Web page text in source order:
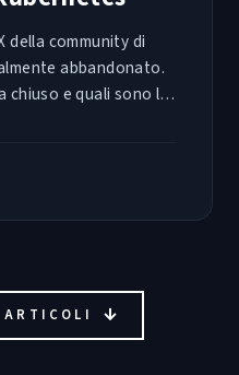
della community di
abbandonato.
chiuso e quali sono le